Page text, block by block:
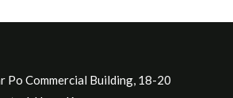
Po Commercial Building, 18-20